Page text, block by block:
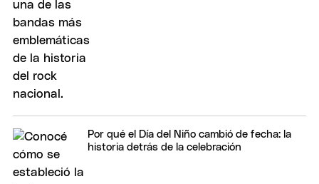
Por qué el Día del Niño cambió de fecha: la
historia detrás de la celebración